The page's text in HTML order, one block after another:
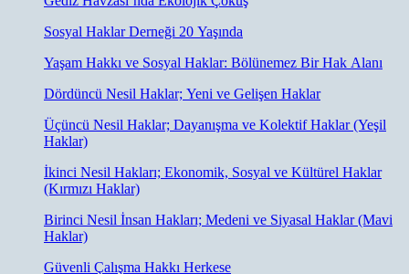
Sosyal Haklar Derneği 20 Yaşında
Yaşam Hakkı ve Sosyal Haklar: Bölünemez Bir Hak Alanı
Dördüncü Nesil Haklar; Yeni ve Gelişen Haklar
Üçüncü Nesil Haklar; Dayanışma ve Kolektif Haklar (Yeşil
Haklar)
İkinci Nesil Hakları; Ekonomik, Sosyal ve Kültürel Haklar
(Kırmızı Haklar)
Birinci Nesil İnsan Hakları; Medeni ve Siyasal Haklar (Mavi
Haklar)
Güvenli Çalışma Hakkı Herkese